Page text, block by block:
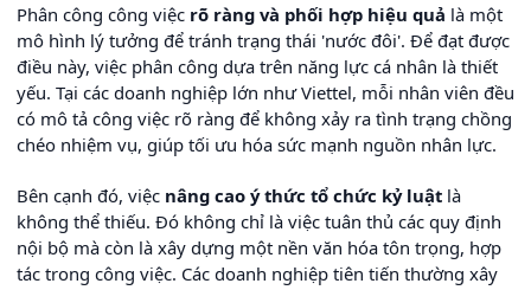
Phân công công việc rõ ràng và phối hợp hiệu quả là một
mô hình lý tưởng để tránh trạng thái 'nước đôi'. Để đạt được
điều này, việc phân công dựa trên năng lực cá nhân là thiết
yếu. Tại các doanh nghiệp lớn như Viettel, mỗi nhân viên đều
có mô tả công việc rõ ràng để không xảy ra tình trạng chồng
chéo nhiệm vụ, giúp tối ưu hóa sức mạnh nguồn nhân lực.
Bên cạnh đó, việc nâng cao ý thức tổ chức kỷ luật là
không thể thiếu. Đó không chỉ là việc tuân thủ các quy định
nội bộ mà còn là xây dựng một nền văn hóa tôn trọng, hợp
tác trong công việc. Các doanh nghiệp tiên tiến thường xây